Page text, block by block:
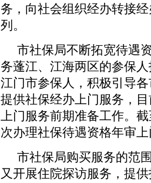
务，向社会组织经办转接
列。
市社保局不断拓宽待遇
务蓬江、江海两区的参保
江门市参保人，积极引导
提供社保经办上门服务，
上门服务前期准备工作。
次办理社保待遇资格年审
市社保局购买服务的范
又开展住院探访服务，提